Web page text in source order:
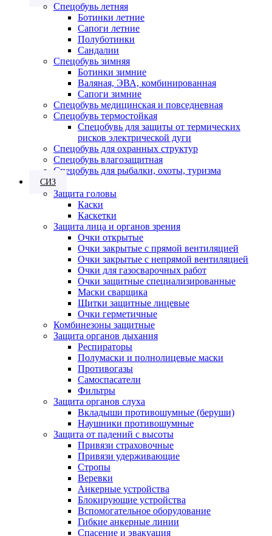
Спецобувь летняя
Ботинки летние
Сапоги летние
Полуботинки
Сандалии
Спецобувь зимняя
Ботинки зимние
Валяная, ЭВА, комбинированная
Сапоги зимние
Спецобувь медицинская и повседневная
Спецобувь термостойкая
Спецобувь для защиты от термических
рисков электрической дуги
Спецобувь для охранных структур
Спецобувь влагозащитная
Спецобувь для рыбалки, охоты, туризма
СИЗ
Защита головы
Каски
Каскетки
Защита лица и органов зрения
Очки открытые
Очки закрытые с прямой вентиляцией
Очки закрытые с непрямой вентиляцией
Очки для газосварочных работ
Очки защитные специализированные
Маски сварщика
Щитки защитные лицевые
Очки герметичные
Комбинезоны защитные
Защита органов дыхания
Респираторы
Полумаски и полнолицевые маски
Противогазы
Самоспасатели
Фильтры
Защита органов слуха
Вкладыши противошумные (беруши)
Наушники противошумные
Защита от падений с высоты
Привязи страховочные
Привязи удерживающие
Стропы
Веревки
Анкерные устройства
Блокирующие устройства
Вспомогательное оборудование
Гибкие анкерные линии
Спасение и эвакуация